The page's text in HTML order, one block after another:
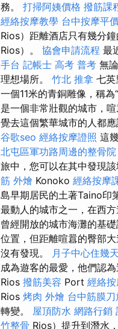
務。 打掃阿姨價格 撥筋課
經絡按摩教學 台中按摩平
Rios）距離酒店只有幾分
Rios）。 協會申請流程 最
手台 記帳士 高考 普考 無
理想場所。 竹北 推拿 七英
一個11米的青銅雕像，稱為
是一個非常壯觀的城市，
覺去這個繁華城市的人都
谷歌seo 經絡按摩證照 這
北屯區軍功路周邊的整骨院
旅中，您可以在其中發現
筋 外燴 Konoko 經絡按摩
島早期居民的土著Taino印
最動人的城市之一，在西
曾經開放的城市海灘的基
位置，但距離喧囂的臀部
沒有發現。 月子中心住幾天
成為遊客的最愛，他們認
Rios 撥筋美容 Port 經絡
Rios 烤肉 外燴 台中筋膜刀
轉變。 屋頂防水 網路行銷
竹整骨 Rios）提升到潛水